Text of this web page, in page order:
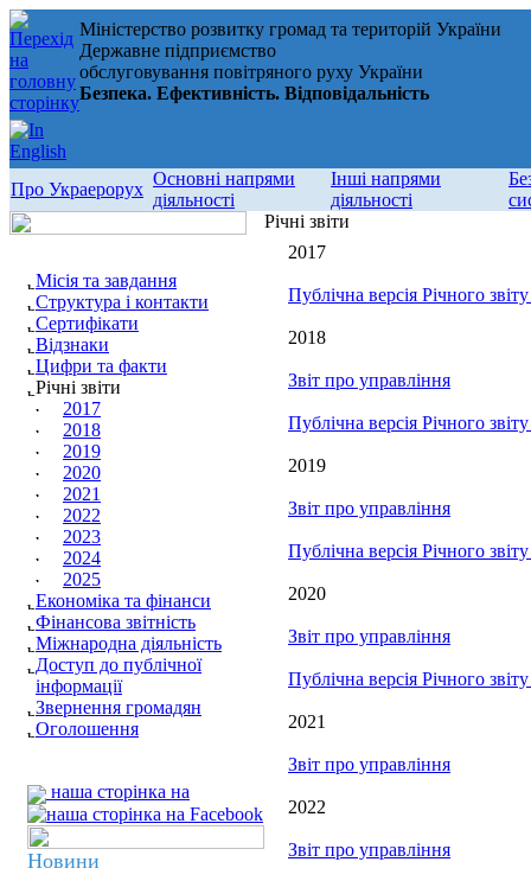
Міністерство розвитку громад та територій України
Державне підприємство
обслуговування повітряного руху України
Безпека. Ефективність. Відповідальність
Про Украерорух
Основні напрями
діяльності
Інші напрями
діяльності
Місія та завдання
Структура і контакти
Сертифікати
Відзнаки
Цифри та факти
Річні звіти
2017
2018
2019
2020
2021
2022
2023
2024
2025
Економіка та фінанси
Фінансова звітність
Міжнародна діяльність
Доступ до публічної
інформації
Звернення громадян
Оголошення
наша сторінка на
Новини
Річні звіти
2017
Публічна версія Річного
2018
Звіт про управління
Публічна версія Річного
2019
Звіт про управління
Публічна версія Річного
2020
Звіт про управління
Публічна версія Річного
2021
Звіт про управління
2022
Звіт про управління